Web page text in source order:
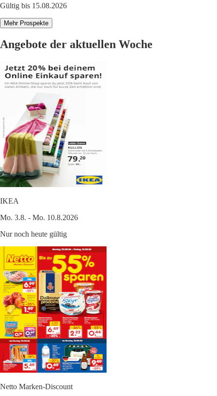
Gültig bis 15.08.2026
Mehr Prospekte
Angebote der aktuellen Woche
IKEA
Mo. 3.8. - Mo. 10.8.2026
Nur noch heute gültig
Netto Marken-Discount